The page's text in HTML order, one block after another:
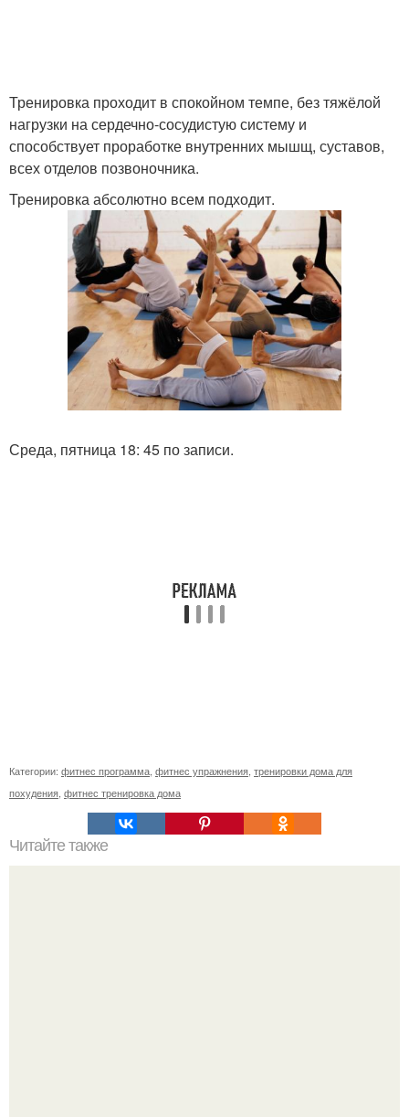
Тренировка проходит в спокойном темпе, без тяжёлой
нагрузки на сердечно-сосудистую систему и
способствует проработке внутренних мышщ, суставов,
всех отделов позвоночника.
Тренировка абсолютно всем подходит.
Среда, пятница 18: 45 по записи.
Категории: фитнес программа фитнес упражнения тренировки дома для
похудения фитнес тренировка дома
Читайте также